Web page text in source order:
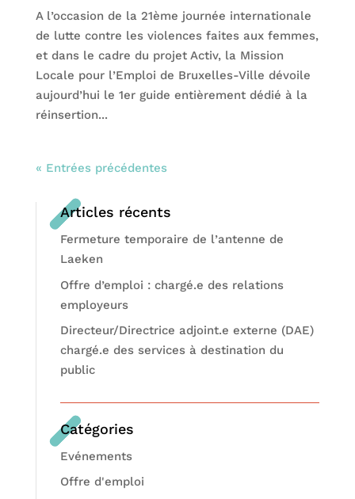
A l’occasion de la 21ème journée internationale
de lutte contre les violences faites aux femmes,
et dans le cadre du projet Activ, la Mission
Locale pour l’Emploi de Bruxelles-Ville dévoile
aujourd’hui le 1er guide entièrement dédié à la
réinsertion...
« Entrées précédentes
Articles récents
Fermeture temporaire de l’antenne de
Laeken
Offre d’emploi : chargé.e des relations
employeurs
Directeur/Directrice adjoint.e externe (DAE)
chargé.e des services à destination du
public
Catégories
Evénements
Offre d'emploi